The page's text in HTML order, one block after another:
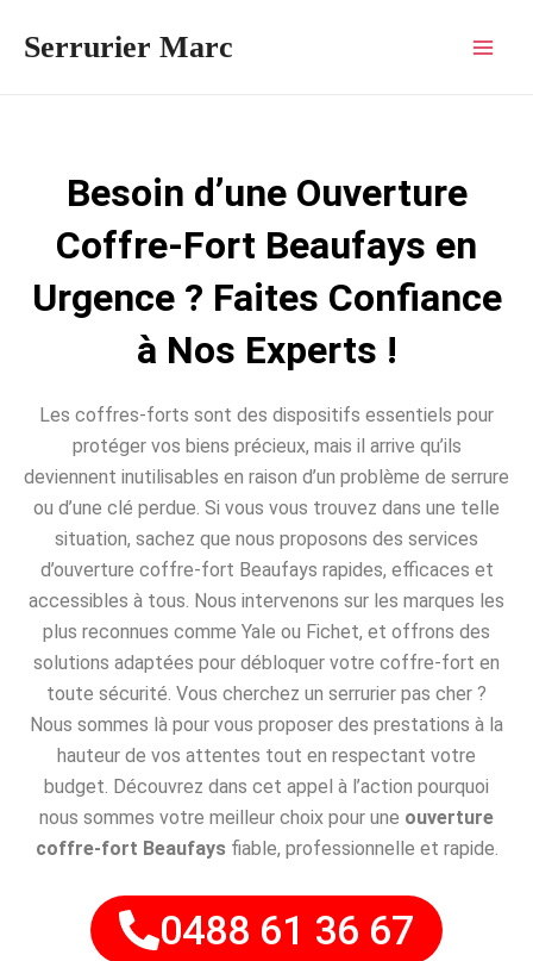
Serrurier Marc
Besoin d’une Ouverture
Coffre-Fort Beaufays en
Urgence ? Faites Confiance
à Nos Experts !
Les coffres-forts sont des dispositifs essentiels pour
protéger vos biens précieux, mais il arrive qu’ils
deviennent inutilisables en raison d’un problème de serrure
ou d’une clé perdue. Si vous vous trouvez dans une telle
situation, sachez que nous proposons des services
d’ouverture coffre-fort Beaufays rapides, efficaces et
accessibles à tous. Nous intervenons sur les marques les
plus reconnues comme Yale ou Fichet, et offrons des
solutions adaptées pour débloquer votre coffre-fort en
toute sécurité. Vous cherchez un serrurier pas cher ?
Nous sommes là pour vous proposer des prestations à la
hauteur de vos attentes tout en respectant votre
budget. Découvrez dans cet appel à l’action pourquoi
nous sommes votre meilleur choix pour une ouverture
coffre-fort Beaufaysfiable, professionnelle et rapide.
0488 61 36 67